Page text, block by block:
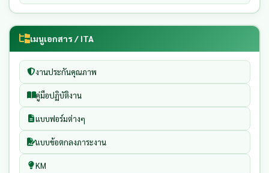
เมนูเอกสาร / ITA
งานประกันคุณภาพ
คู่มือปฏิบัติงาน
แบบฟอร์มต่างๆ
แบบข้อตกลงภาระงาน
KM